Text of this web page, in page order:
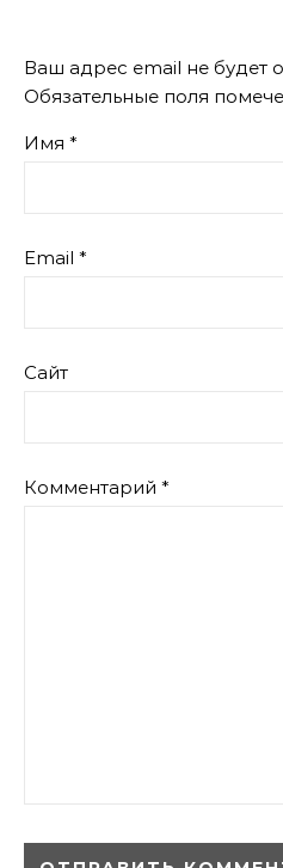
Ваш адрес email не будет
Обязательные поля
Имя *
Email *
Сайт
Комментарий *